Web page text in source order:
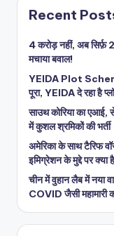
Recent
4 करोड़ नहीं, अब सिर्फ़
मचाया बवाल!
YEIDA Plot Scheme
पूरा, YEIDA दे रहा है
साउथ कोरिया का एआई,
में कुशल श्रमिकों की
अमेरिका के साथ टैरिफ
इमिग्रेशन के मुद्दे पर क्या
चीन में वुहान लैब में नया
COVID जैसी महामारी